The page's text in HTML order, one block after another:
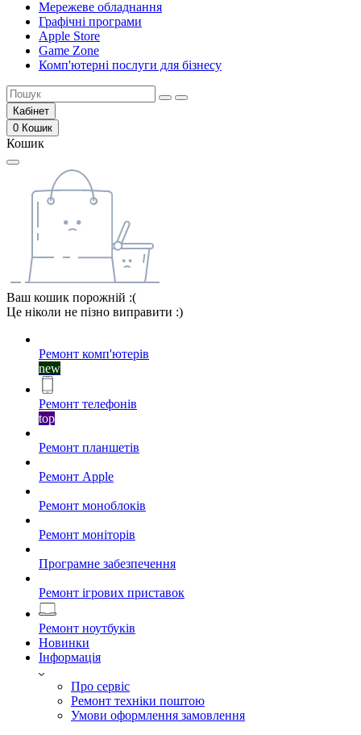
Мережеве обладнання
Графічні програми
Apple Store
Game Zone
Комп'ютерні послуги для бізнесу
Кабінет
0 Кошик
Кошик
Ваш кошик порожній :(
Це ніколи не пізно виправити :)
Ремонт комп'ютерів
new
Ремонт телефонів
top
Ремонт планшетів
Ремонт Apple
Ремонт моноблоків
Ремонт моніторів
Програмне забезпечення
Ремонт ігрових приставок
Ремонт ноутбуків
Новинки
Інформація
Про сервіс
Ремонт техніки поштою
Умови оформлення замовлення